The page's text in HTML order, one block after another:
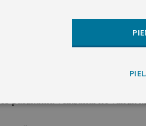
izmaksas un līdzfinansējuma
izmaksas ir izmaksas,
apsekošanas izmaksas,
ERAF (Eiropas
pasākumu veikšanai ne vairāk